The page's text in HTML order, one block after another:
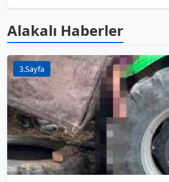
Alakalı Haberler
3.Sayfa